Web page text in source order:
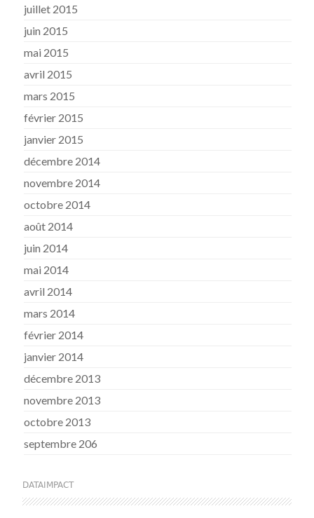
juillet 2015
juin 2015
mai 2015
avril 2015
mars 2015
février 2015
janvier 2015
décembre 2014
novembre 2014
octobre 2014
août 2014
juin 2014
mai 2014
avril 2014
mars 2014
février 2014
janvier 2014
décembre 2013
novembre 2013
octobre 2013
septembre 206
DATAIMPACT